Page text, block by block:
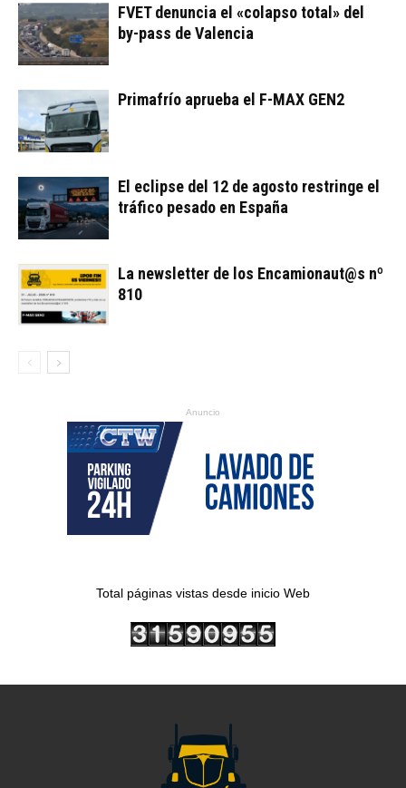
FVET denuncia el «colapso total» del
by-pass de Valencia
Primafrío aprueba el F-MAX GEN2
El eclipse del 12 de agosto restringe el
tráfico pesado en España
La newsletter de los Encamionaut@s nº
810
Anuncio
Total páginas vistas desde inicio Web